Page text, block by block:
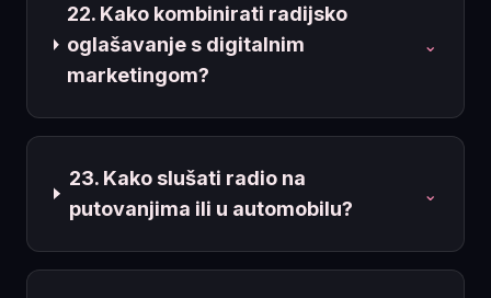
22. Kako kombinirati radijsko
oglašavanje s digitalnim
marketingom?
⌄
23. Kako slušati radio na
putovanjima ili u automobilu?
⌄